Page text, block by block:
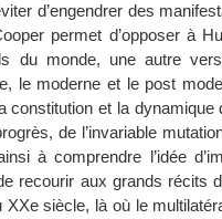
d’engendrer des
permet d’opposer à
du monde, une autre
le moderne et le post
et la dynamique
de l’invariable
à comprendre l’idée
recourir aux grands récits
siècle, là où le